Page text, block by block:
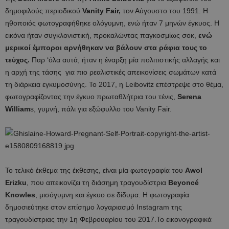
δημοφιλούς περιοδικού Vanity Fair, τον Αύγουστο του 1991. Η
ηθοποιός φωτογραφήθηκε ολόγυμνη, ενώ ήταν 7 μηνών έγκυος. Η
εικόνα ήταν συγκλονιστική, προκαλώντας παγκοσμίως σοκ, ενώ
μερικοί έμποροι αρνήθηκαν να βάλουν στα ράφια τους το
τεύχος. Παρ ‘όλα αυτά, ήταν η έναρξη μία πολιτιστικής αλλαγής και
η αρχή της τάσης για πιο ρεαλιστικές απεικονίσεις σωμάτων κατά
τη διάρκεια εγκυμοσύνης. Το 2017, η Leibovitz επέστρεψε στο θέμα,
φωτογραφίζοντας την έγκυο πρωταθλήτρια του τένις, Serena
Williams, γυμνή, πάλι για εξώφυλλο του Vanity Fair.
Το τελικό έκθεμα της έκθεσης, είναι μία φωτογραφία του Awol
Erizku , που απεικονίζει τη διάσημη τραγουδίστρια Beyoncé
Knowles , μισόγυμνη και έγκυο σε δίδυμα. Η φωτογραφία
δημοσιεύτηκε στον επίσημο λογαριασμό Instagram της
τραγουδίστριας την 1η Φεβρουαρίου του 2017.Το εικονογραφικά